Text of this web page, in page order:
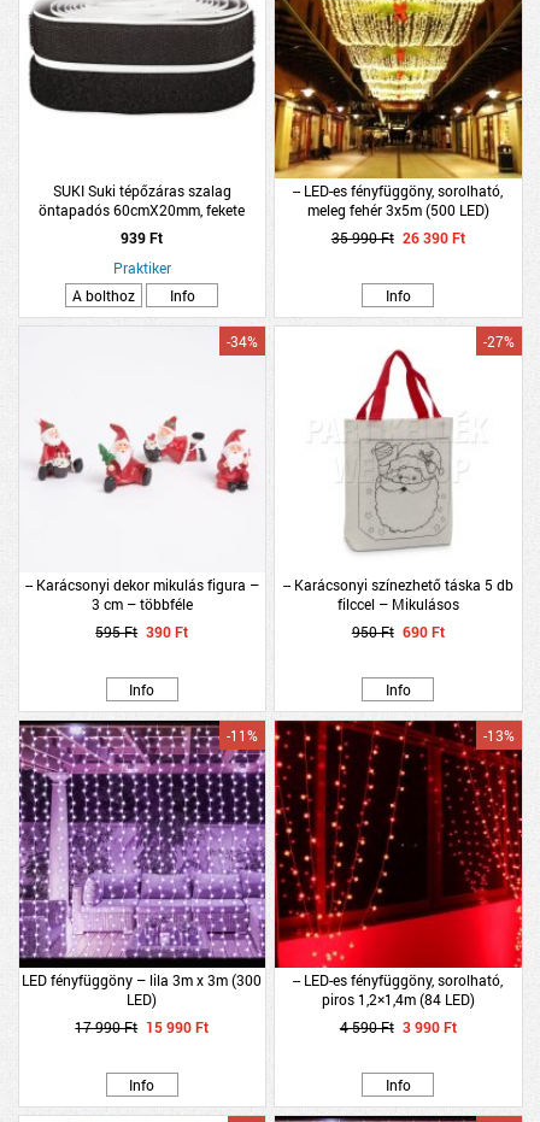
SUKI Suki tépőzáras szalag
öntapadós 60cmX20mm, fekete
939 Ft
Praktiker
A bolthoz
Info
-- LED-es fényfüggöny, sorolható,
meleg fehér 3x5m (500 LED)
35 990 Ft 26 390 Ft
Info
-- Karácsonyi dekor mikulás figura –
3 cm – többféle
-34%
595 Ft 390 Ft
Info
-- Karácsonyi színezhető táska 5 db
filccel – Mikulásos
-27%
950 Ft 690 Ft
Info
LED fényfüggöny – lila 3m x 3m (300
LED)
-11%
17 990 Ft 15 990 Ft
Info
-- LED-es fényfüggöny, sorolható,
piros 1,2×1,4m (84 LED)
-13%
4 590 Ft 3 990 Ft
Info